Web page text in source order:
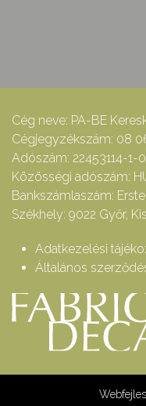
Cég neve: PA-BE
Cégjegyzékszám: 08
Adószám: 22453114-1-
Közösségi adószám:
Bankszámlaszám:
Székhely: 9022 Győr,
Adatkezelési
Általános